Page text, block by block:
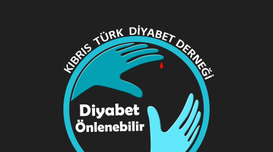
milyon diyabetin geciktirebileceği veya
önlenebileceğini öngörmektedir. Hızla
gelişen teknolojinin dayattığı “teknolojik
yaşam tarzı” birçok ülkede sağlıksız
beslenme ve hareketsiz yaşam tarzıyla
(sedanter yaşam tarzı), çocuk ve
gençlerde de tip 2 diyabet görülme riskini
küresel halk sağlığı sorunu haline
getirmektedir.
Dernek olarak her yıl bir dizi etkinlikle
bugünü anlamına uygun çalışmalar